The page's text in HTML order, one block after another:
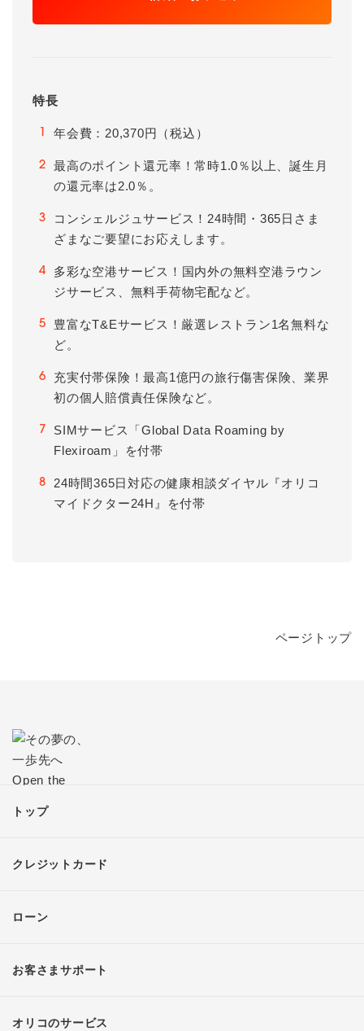
特長
1 年会費：20,370円（税込）
2
最高のポイント還元率！常時1.0％以上、誕生月
の還元率は2.0％。
3
コンシェルジュサービス！24時間・365日さま
ざまなご要望にお応えします。
4
多彩な空港サービス！国内外の無料空港ラウン
ジサービス、無料手荷物宅配など。
5
豊富なT&Eサービス！厳選レストラン1名無料な
ど。
6
充実付帯保険！最高1億円の旅行傷害保険、業界
初の個人賠償責任保険など。
7
SIMサービス「Global Data Roaming by
Flexiroam」を付帯
8
24時間365日対応の健康相談ダイヤル『オリコ
マイドクター24H』を付帯
ページトップ
トップ
クレジットカード
ローン
お客さまサポート
オリコのサービス